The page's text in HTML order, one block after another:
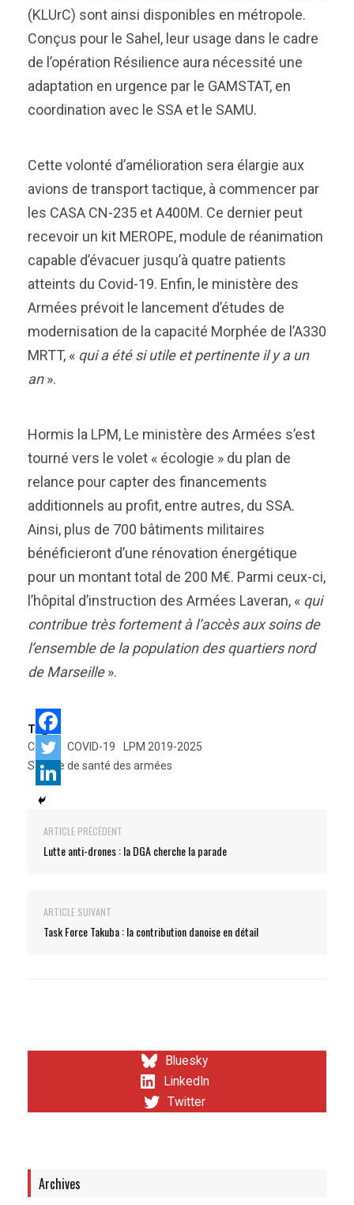
(KLUrC) sont ainsi disponibles en métropole.
Conçus pour le Sahel, leur usage dans le cadre
de l’opération Résilience aura nécessité une
adaptation en urgence par le GAMSTAT, en
coordination avec le SSA et le SAMU.
Cette volonté d’amélioration sera élargie aux
avions de transport tactique, à commencer par
les CASA CN-235 et A400M. Ce dernier peut
recevoir un kit MEROPE, module de réanimation
capable d’évacuer jusqu’à quatre patients
atteints du Covid-19. Enfin, le ministère des
Armées prévoit le lancement d’études de
modernisation de la capacité Morphée de l’A330
MRTT, « qui a été si utile et pertinente il y a un
an».
Hormis la LPM, Le ministère des Armées s’est
tourné vers le volet « écologie » du plan de
relance pour capter des financements
additionnels au profit, entre autres, du SSA.
Ainsi, plus de 700 bâtiments militaires
bénéficieront d’une rénovation énergétique
pour un montant total de 200 M€. Parmi ceux-ci,
l’hôpital d’instruction des Armées Laveran, « qui
contribue très fortement à l’accès aux soins de
l’ensemble de la population des quartiers nord
de Marseille».
Tags:
COVID
COVID-19
LPM 2019-2025
Service de santé des armées
ARTICLE PRÉCÉDENT
Lutte anti-drones : la DGA cherche la parade
ARTICLE SUIVANT
Task Force Takuba : la contribution danoise en détail
Bluesky
LinkedIn
Twitter
Archives